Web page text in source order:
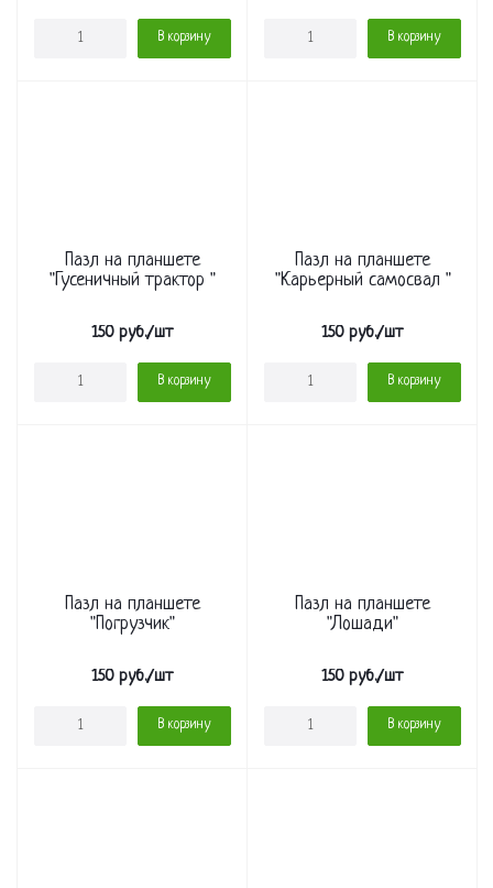
В корзину В корзину
Пазл на планшете
"Гусеничный трактор "
150 руб./шт
В корзину
Пазл на планшете
"Карьерный самосвал "
150 руб./шт
В корзину
Пазл на планшете
"Погрузчик"
150 руб./шт
В корзину
Пазл на планшете
"Лошади"
150 руб./шт
В корзину